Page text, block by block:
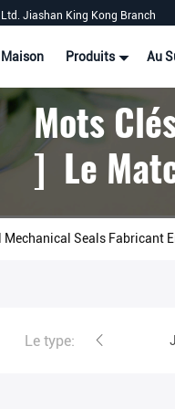
Jiashan King Kong Branch
Maison Produits Au
Mots
] Le
Mechanical Seals Fabricant
Le type:
mécaniques industriels